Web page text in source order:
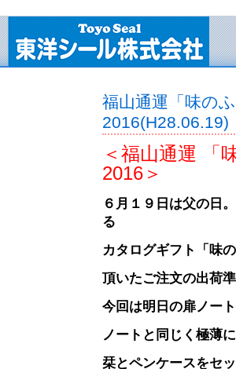
福山通運「味の
2016(H28.06.19)
＜福山通運 「
2016＞
６月１９日は父の日
る
カタログギフト「味
頂いたご注文の出荷
今回は明日の扉ノー
ノートと同じく極薄
栞とペンケースをセ